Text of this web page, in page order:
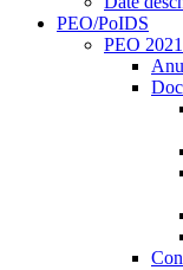
PEO/PoIDS
PEO